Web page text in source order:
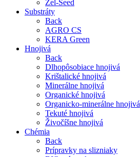
Zel-Seed
Substráty
Back
AGRO CS
KERA Green
Hnojivá
Back
Dlhopôsobiace hnojivá
Krištalické hnojivá
Minerálne hnojivá
Organické hnojivá
Organicko-minerálne hnojivá
Tekuté hnojivá
Živočíšne hnojivá
Chémia
Back
Prípravky na slizniaky